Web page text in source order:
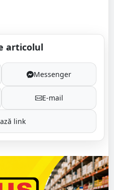
articolul
Messenger
E-mail
link